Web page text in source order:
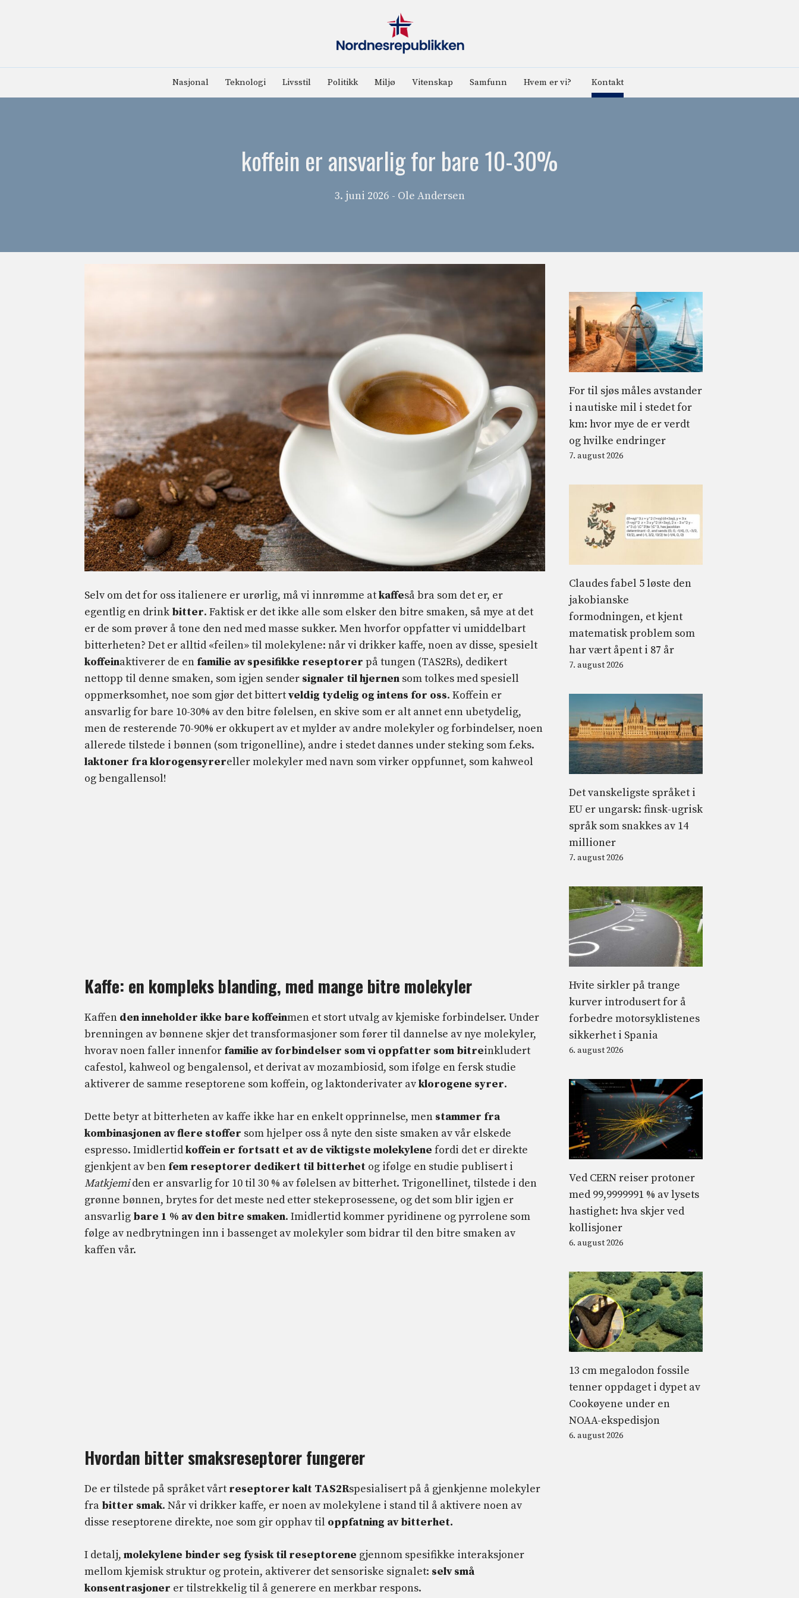
Nasjonal Teknologi Livsstil Politikk Miljø Vitenskap Samfunn Hvem er vi? Kontakt
koffein er ansvarlig for bare 10-30%
3. juni 2026 - Ole Andersen
Selv om det for oss italienere er urørlig, må vi innrømme atkaffeså bra som det er, er
egentlig en drink bitter. Faktisk er det ikke alle som elsker den bitre smaken, så mye at det
er de som prøver å tone den ned med masse sukker. Men hvorfor oppfatter vi umiddelbart
bitterheten? Det er alltid «feilen» til molekylene: når vi drikker kaffe, noen av disse, spesielt
koffeinaktiverer de en familie av spesifikke reseptorer på tungen (TAS2Rs), dedikert
nettopp til denne smaken, som igjen sender signaler til hjernen som tolkes med spesiell
oppmerksomhet, noe som gjør det bittertveldig tydelig og intens for oss. Koffein er
ansvarlig for bare 10-30% av den bitre følelsen, en skive som er alt annet enn ubetydelig,
men de resterende 70-90% er okkupert av et mylder av andre molekyler og forbindelser, noen
allerede tilstede i bønnen (som trigonelline), andre i stedet dannes under steking som f.eks.
laktoner fra klorogensyrereller molekyler med navn som virker oppfunnet, som kahweol
og bengallensol!
Kaffe: en kompleks blanding, med mange bitre molekyler
Kaffen den inneholder ikke bare koffeinmen et stort utvalg av kjemiske forbindelser. Under
brenningen av bønnene skjer det transformasjoner som fører til dannelse av nye molekyler,
hvorav noen faller innenfor familie av forbindelser som vi oppfatter som bitreinkludert
cafestol, kahweol og bengalensol, et derivat av mozambiosid, som ifølge en fersk studie
aktiverer de samme reseptorene som koffein, og laktonderivater avklorogene syrer.
Dette betyr at bitterheten av kaffe ikke har en enkelt opprinnelse, men stammer fra
kombinasjonen av flere stoffer som hjelper oss å nyte den siste smaken av vår elskede
espresso. Imidlertidkoffein er fortsatt et av de viktigste molekylene fordi det er direkte
gjenkjent av ben fem reseptorer dedikert til bitterhet og ifølge en studie publisert i
Matkjemiden er ansvarlig for 10 til 30 % av følelsen av bitterhet. Trigonellinet, tilstede i den
grønne bønnen, brytes for det meste ned etter stekeprosessene, og det som blir igjen er
ansvarlig bare 1 % av den bitre smaken. Imidlertid kommer pyridinene og pyrrolene som
følge av nedbrytningen inn i bassenget av molekyler som bidrar til den bitre smaken av
kaffen vår.
Hvordan bitter smaksreseptorer fungerer
De er tilstede på språket vårt reseptorer kalt TAS2Rspesialisert på å gjenkjenne molekyler
fra bitter smak. Når vi drikker kaffe, er noen av molekylene i stand til å aktivere noen av
disse reseptorene direkte, noe som gir opphav til oppfatning av bitterhet.
I detalj, molekylene binder seg fysisk til reseptorene gjennom spesifikke interaksjoner
mellom kjemisk struktur og protein, aktiverer det sensoriske signalet: selv små
konsentrasjoner er tilstrekkelig til å generere en merkbar respons.
For til sjøs måles avstander
i nautiske mil i stedet for
km: hvor mye de er verdt
og hvilke endringer
7. august 2026
Claudes fabel 5 løste den
jakobianske
formodningen, et kjent
matematisk problem som
har vært åpent i 87 år
7. august 2026
Det vanskeligste språket i
EU er ungarsk: finsk-ugrisk
språk som snakkes av 14
millioner
7. august 2026
Hvite sirkler på trange
kurver introdusert for å
forbedre motorsyklistenes
sikkerhet i Spania
6. august 2026
Ved CERN reiser protoner
med 99,9999991 % av lysets
hastighet: hva skjer ved
kollisjoner
6. august 2026
13 cm megalodon fossile
tenner oppdaget i dypet av
Cookøyene under en
NOAA-ekspedisjon
6. august 2026